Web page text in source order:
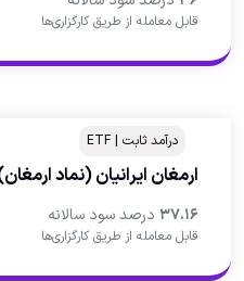
قابل معامله از طریق کارگزاری‌ها
ارمغان ایرانیان(نماد ارمغان)
۳۷.۱۶ درصد سود سالانه
قابل معامله از طریق کارگزاری‌ها
درآمد ثابت | ETF